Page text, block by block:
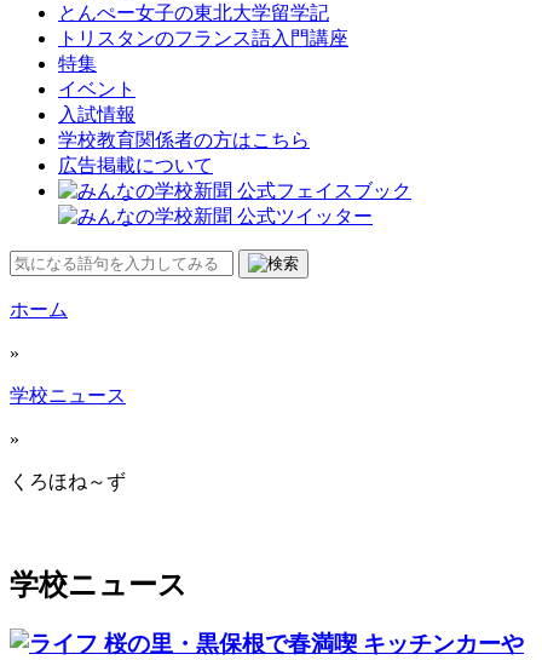
とんぺー女子の東北大学留学記
トリスタンのフランス語入門講座
特集
イベント
入試情報
学校教育関係者の方はこちら
広告掲載について
ホーム
»
学校ニュース
»
くろほね～ず
学校ニュース
桜の里・黒保根で春満喫 キッチンカーや